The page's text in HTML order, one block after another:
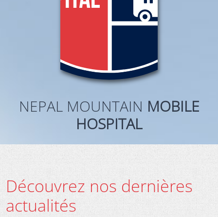
NEPAL MOUNTAIN MOBILE
HOSPITAL
Découvrez nos dernières
actualités